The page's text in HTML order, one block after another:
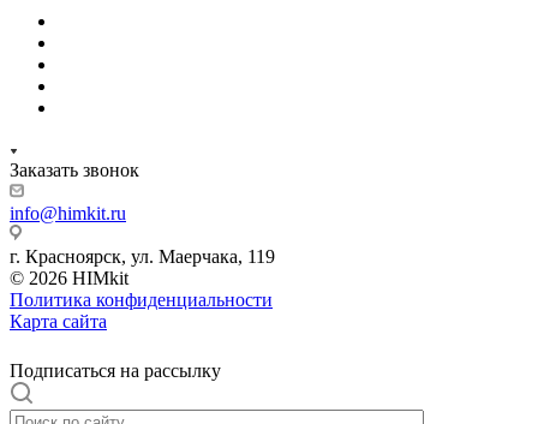
Заказать звонок
info@himkit.ru
г. Красноярск, ул. Маерчака, 119
© 2026 HIMkit
Политика конфиденциальности
Карта сайта
Подписаться на рассылку